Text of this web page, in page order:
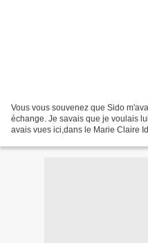
Vous vous souvenez que Sido
échange. Je savais que je voulais
avais vues ici,dans le Marie Claire